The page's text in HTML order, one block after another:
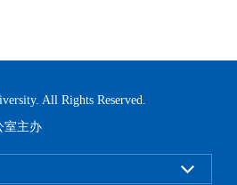
All Rights Reserved.
室主办